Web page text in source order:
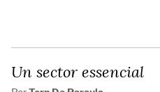
Un sector essencial